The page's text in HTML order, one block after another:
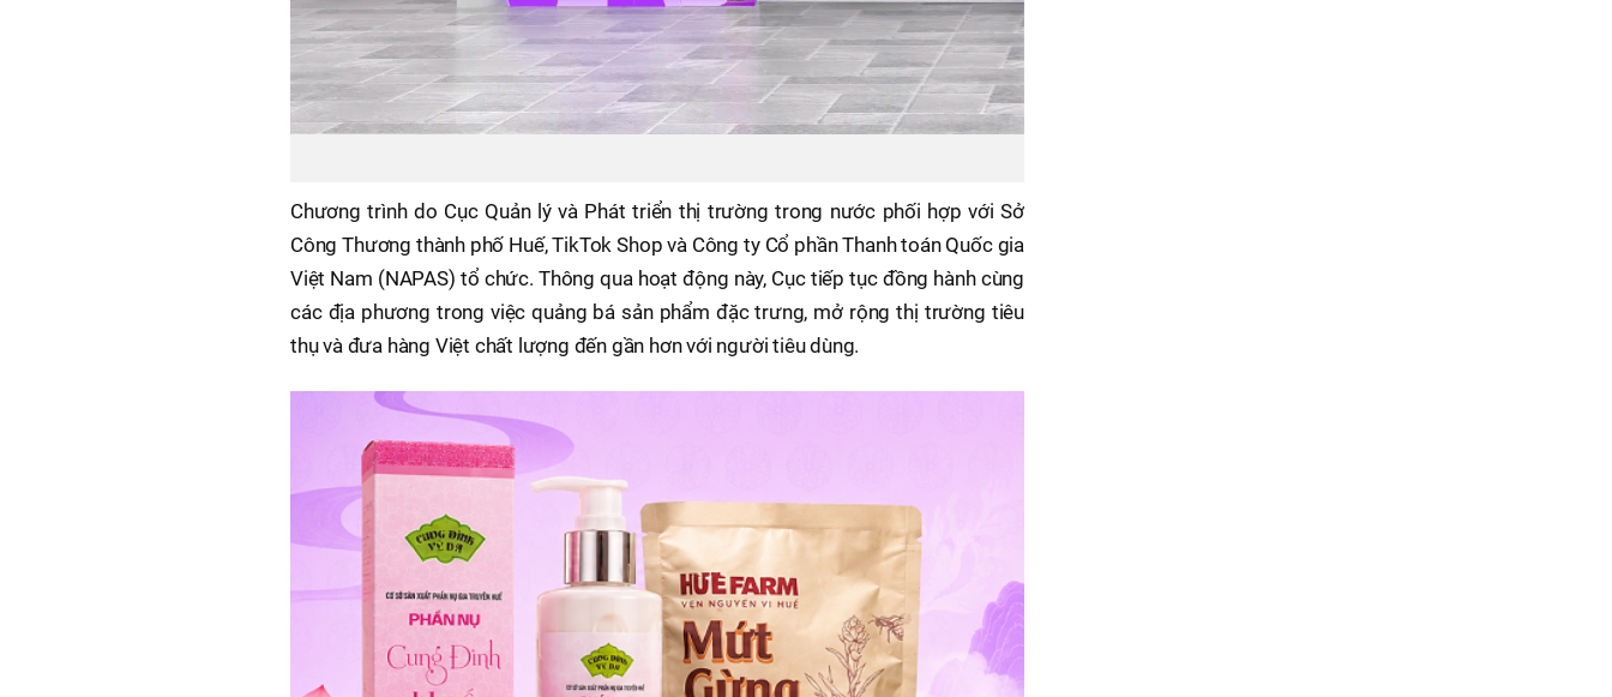
Chương trình do Cục Quản lý và Phát triển thị trường trong nước phối hợp với Sở
Công Thương thành phố Huế, TikTok Shop và Công ty Cổ phần Thanh toán Quốc gia
Việt Nam (NAPAS) tổ chức. Thông qua hoạt động này, Cục tiếp tục đồng hành cùng
các địa phương trong việc quảng bá sản phẩm đặc trưng, mở rộng thị trường tiêu
thụ và đưa hàng Việt chất lượng đến gần hơn với người tiêu dùng.